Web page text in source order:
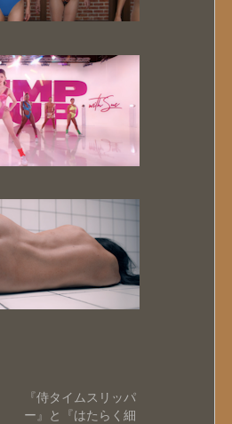
『侍タイムスリッパ
ー』と『はたらく細